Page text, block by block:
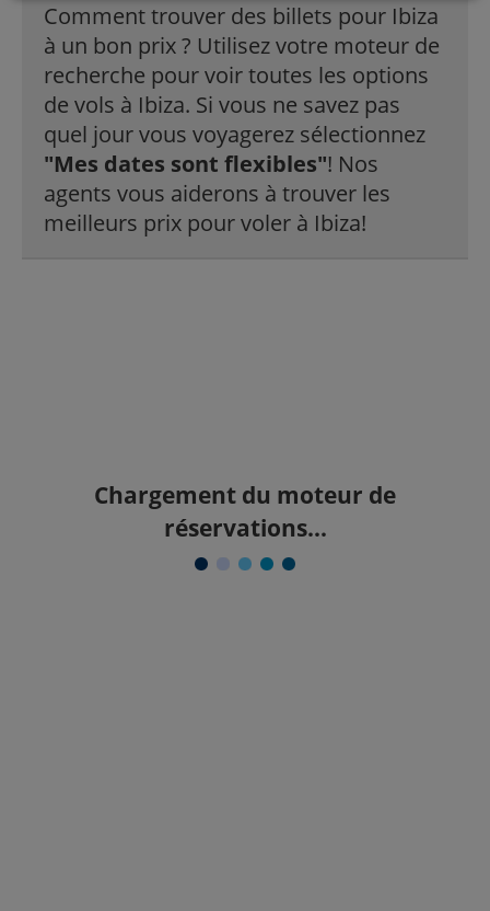
Comment trouver des billets pour Ibiza
à un bon prix ? Utilisez votre moteur de
recherche pour voir toutes les options
de vols à Ibiza. Si vous ne savez pas
quel jour vous voyagerez sélectionnez
"Mes dates sont flexibles"! Nos
agents vous aiderons à trouver les
meilleurs prix pour voler à Ibiza!
Chargement du moteur de
réservations...